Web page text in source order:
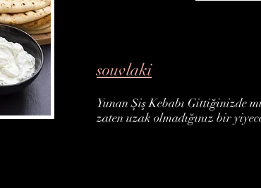
souvlaki
Yunan Şiş Kebabı Gittiğinizde
zaten uzak olmadığınız bir